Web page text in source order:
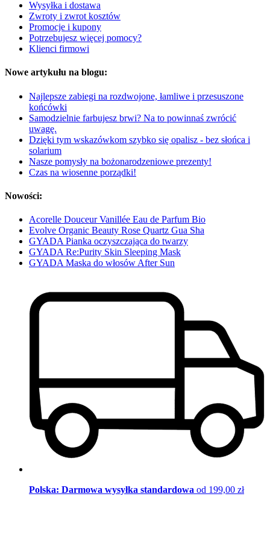
Wysyłka i dostawa
Zwroty i zwrot kosztów
Promocje i kupony
Potrzebujesz więcej pomocy?
Klienci firmowi
Nowe artykułu na blogu:
Najlepsze zabiegi na rozdwojone, łamliwe i przesuszone
końcówki
Samodzielnie farbujesz brwi? Na to powinnaś zwrócić
uwagę.
Dzięki tym wskazówkom szybko się opalisz - bez słońca i
solarium
Nasze pomysły na bożonarodzeniowe prezenty!
Czas na wiosenne porządki!
Nowości:
Acorelle Douceur Vanillée Eau de Parfum Bio
Evolve Organic Beauty Rose Quartz Gua Sha
GYADA Pianka oczyszczająca do twarzy
GYADA Re:Purity Skin Sleeping Mask
GYADA Maska do włosów After Sun
Polska: Darmowa wysyłka standardowa od 199,00 zł